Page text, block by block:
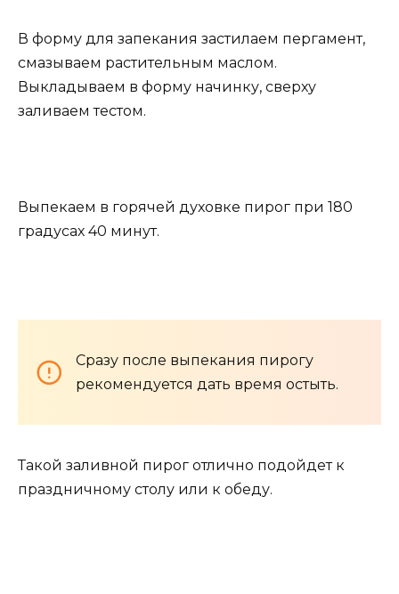
В форму для запекания застилаем пергамент,
смазываем растительным маслом.
Выкладываем в форму начинку, сверху
заливаем тестом.
Выпекаем в горячей духовке пирог при 180
градусах 40 минут.
Сразу после выпекания пирогу
рекомендуется дать время остыть.
Такой заливной пирог отлично подойдет к
праздничному столу или к обеду.